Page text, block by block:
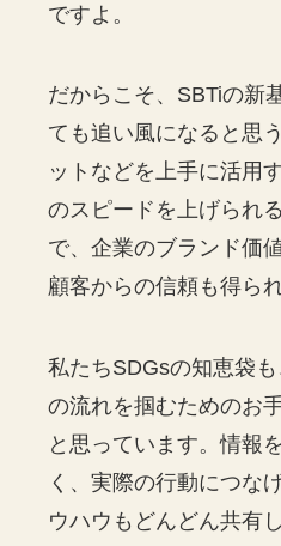
ですよ。
だからこそ、SBTiの新
ても追い風になると思
ットなどを上手に活用
のスピードを上げられ
で、企業のブランド価
顧客からの信頼も得ら
私たちSDGsの知恵袋
の流れを掴むためのお
と思っています。情報
く、実際の行動につな
ウハウもどんどん共有